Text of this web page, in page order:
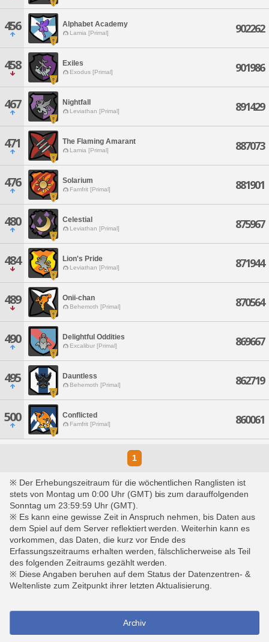
456 Alphabet Academy
Lamia [Primal] 902262
458 Exiles
Exodus [Primal] 901986
467 Nightfall
Leviathan [Primal] 891429
471 The Flaming Amarant
Lamia [Primal] 887073
476 Solarium
Famfrit [Primal] 881901
480 Celestial
Leviathan [Primal] 875967
484 Lion's Pride
Leviathan [Primal] 871944
489 Onii-chan
Behemoth [Primal] 870564
490 Delightful Oddities
Excalibur [Primal] 869667
495 Dauntless
Behemoth [Primal] 862719
500 Conflicted
Famfrit [Primal] 860061
1
※ Der Erhebungszeitraum für die wöchentlichen Ranglisten ist
stets von Montag um 0:00 Uhr (GMT) bis zum darauffolgenden
Sonntag um 23:59:59 Uhr (GMT).
※ Es kann eine gewisse Zeit in Anspruch nehmen, bis Daten aus
dem Spiel auf dem Server reflektiert werden. Weiterhin kann es
vorkommen, das Daten, die kurz vor Ende des
Erfassungszeitraums erhalten werden, fälschlicherweise als Teil
des folgenden Zeitraums gezählt werden.
※ Diese Angaben beruhen auf dem Status der Datenzentren- &
Weltenliste zum Zeitpunkt ihrer letzten Aktualisierung.
Archiv